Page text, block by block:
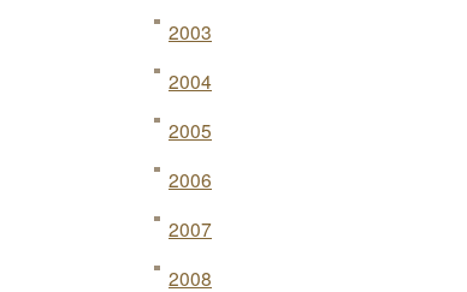
2003
2004
2005
2006
2007
2008